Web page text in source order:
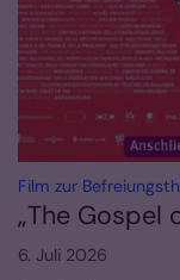
Film zur
„The Gospel
6. Juli 2026